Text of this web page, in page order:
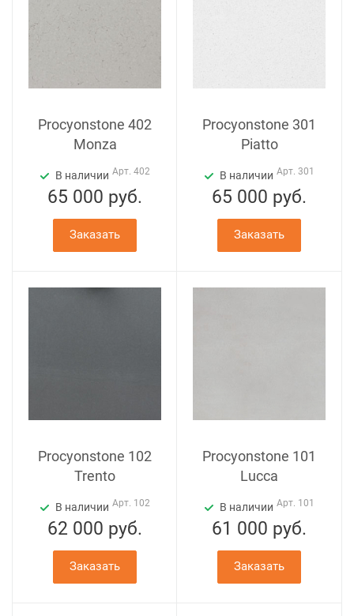
Procyonstone 402
Monza
В наличии Арт. 402
65 000 руб.
Заказать
Procyonstone 301
Piatto
В наличии Арт. 301
65 000 руб.
Заказать
Procyonstone 102
Trento
В наличии Арт. 102
62 000 руб.
Заказать
Procyonstone 101
Lucca
В наличии Арт. 101
61 000 руб.
Заказать